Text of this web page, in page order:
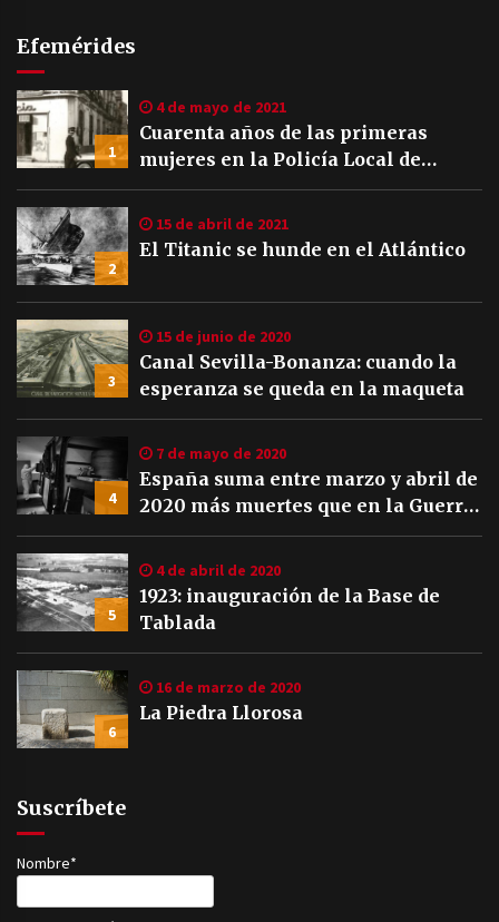
Efemérides
1
4 de mayo de 2021
Cuarenta años de las primeras
mujeres en la Policía Local de
Sevilla
2
15 de abril de 2021
El Titanic se hunde en el Atlántico
3
15 de junio de 2020
Canal Sevilla-Bonanza: cuando la
esperanza se queda en la maqueta
4
7 de mayo de 2020
España suma entre marzo y abril de
2020 más muertes que en la Guerra
Civil
5
4 de abril de 2020
1923: inauguración de la Base de
Tablada
6
16 de marzo de 2020
La Piedra Llorosa
Suscríbete
Nombre*